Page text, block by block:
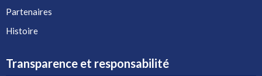
Partenaires
Histoire
Transparence et responsabilité